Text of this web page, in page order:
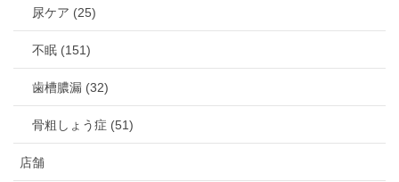
尿ケア (25)
不眠 (151)
歯槽膿漏 (32)
骨粗しょう症 (51)
店舗